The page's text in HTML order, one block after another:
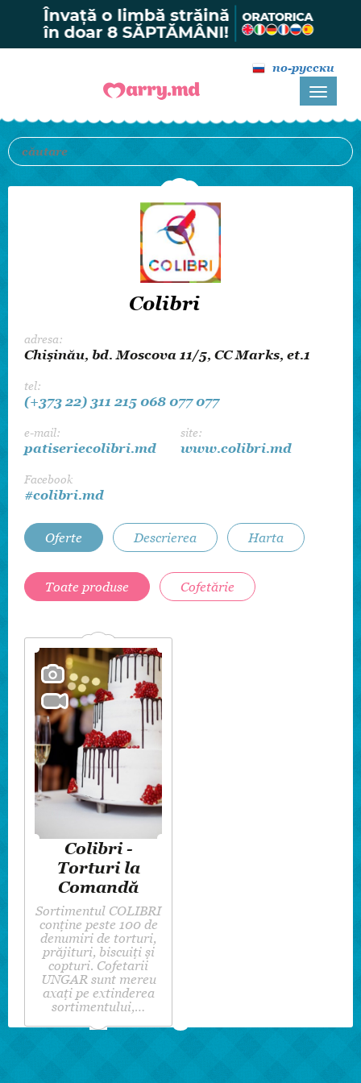
по-русски
Colibri
adresa:
Chișinău, bd. Moscovа 11/5, CC Marks, et.1
tel:
(+373 22) 311 215 068 077 077
e-mail:
patiseriecolibri.md
site:
www.colibri.md
Facebook
#colibri.md
Oferte Descrierea Harta
Toate produse Cofetărie
Colibri -
Torturi la
Comandă
Sortimentul COLIBRI
conține peste 100 de
denumiri de torturi,
prăjituri, biscuiți și
copturi. Cofetarii
UNGAR sunt mereu
axați pe extinderea
sortimentului,…